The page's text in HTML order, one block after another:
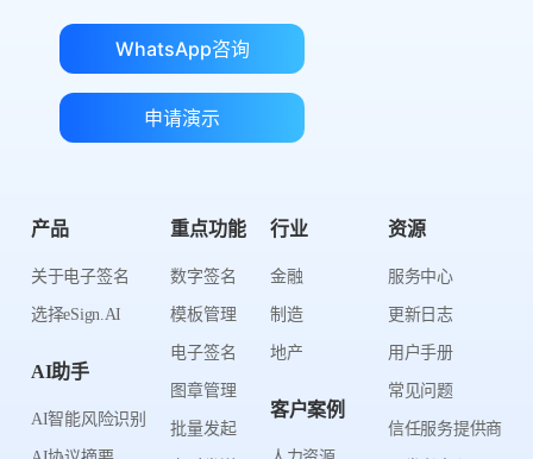
WhatsApp咨询
申请演示
产品
关于电子签名
选择eSign.AI
AI助手
AI智能风险识别
重点功能
数字签名
模板管理
电子签名
图章管理
批量发起
行业
金融
制造
地产
客户案例
资源
服务中心
更新日志
用户手册
常见问题
信任服务提供商